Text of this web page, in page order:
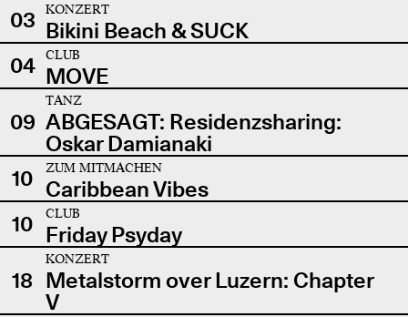
03
KONZERT
Bikini Beach & SUCK
04
CLUB
MOVE
09
TANZ
ABGESAGT: Residenzsharing:
Oskar Damianaki
10
ZUM MITMACHEN
Caribbean Vibes
10
CLUB
Friday Psyday
18
KONZERT
Metalstorm over Luzern: Chapter
V